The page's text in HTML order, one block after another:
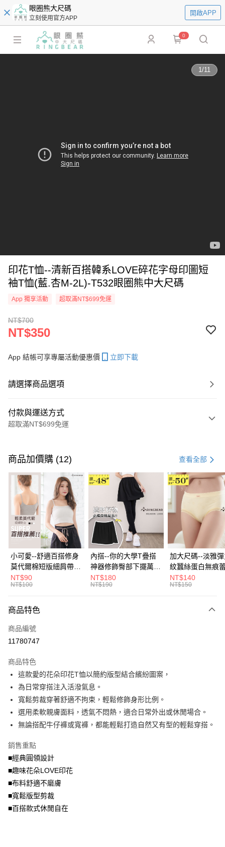
眼圈熊大尺碼
立刻使用官方APP
開啟APP
0
1/11
印花T恤--清新百搭韓系LOVE碎花字母印圖短
袖T恤(藍.杏M-2L)-T532眼圈熊中大尺碼
App 獨享活動 超取滿NT$699免運
NT$700
NT$350
App 結帳可享專屬活動優惠價 立即下載
請選擇商品選項
付款與運送方式
超取滿NT$699免運
信用卡一次付款
超商取貨付款
LINE Pay
Apple Pay
街口支付
悠遊付
Google Pay
大哥付你分期
【大哥付你分期使用說明】
2.付款方式選擇「大哥付你分期」，訂單成立後會自動跳轉到大哥付的交易
流程，驗證手機門號後，選擇欲分期的期數、繳款截止日，確認付款後即完
3.實際核准額度、可分期數及費用金額請依後續交易確認頁面所載為準。
4.訂單成立30分鐘內，如未前往確認交易或遇審核未通過，訂單將自動取
消。如遇「轉專審核」未通過狀況，表示未達大哥付你分期系統評分，恕無
法說明評估內容。
1.分期款項不併入電信帳單，「大哥付你分期」於每月結算日後寄送繳費提
醒簡訊。
2.透過簡訊連結打開帳單後，可選擇「超商條碼／台灣大直營門市／銀行轉
帳／街口支付／iPASS MONEY」等通路繳費。
【注意事項】
1.本服務係由「台灣大哥大股份有限公司」（以下簡稱本公司）所提供，讓
用戶於交易時，得透過本服務購買商品或服務，並由商店將買賣／分期付款
買賣價金債權讓與本公司後，依約使用本公司帳單繳交帳款。
2.基於同意付款使用「大哥付你分期」之契約關係目的，商店將以您的個人
資料（包含姓名、電話或地址）提供予台灣大哥大進項蒐集、處理及利用，
3.完整用戶服務條款，請詳閱以下連結：
運送方式
全家取貨付款
每筆NT$70，滿NT$699(含以上)免運費
付款後全家取貨
7-11取貨付款
付款後7-11取貨
每筆NT$70，滿NT$699(含以上)免運費
每筆NT$100，滿NT$1,000(含以上)免運費
商品加價購 (12) 查看全部
小可愛--舒適百搭修身
莫代爾棉短版細肩帶素
色背心(白.黑.灰L-2L)-
U582眼圈熊中大尺碼
NT$90
NT$100
內搭--你的大學T疊搭
神器修飾臀部下擺萬用
內搭裙/遮臀裙(黑2L-
6L)-Q155眼圈熊中大
NT$180
NT$190
加大尺碼--淡雅
紋蠶絲蛋白無痕
角內褲(白.粉.藍.
3L)-L28眼圈熊中
NT$140
NT$150
商品特色
商品編號
11780747
商品特色
這款愛的花朵印花T恤以簡約版型結合繽紛圖案，
為日常穿搭注入活潑氣息。
寬鬆剪裁穿著舒適不拘束，輕鬆修飾身形比例。
選用柔軟親膚面料，透氣不悶熱，適合日常外出或休閒場合。
無論搭配牛仔褲或寬褲，都能輕鬆打造自然又有型的輕鬆穿搭。
銷售重點
■經典圓領設計
■趣味花朵LOVE印花
■布料舒適不磨膚
■寬鬆版型剪裁
■百搭款式休閒自在